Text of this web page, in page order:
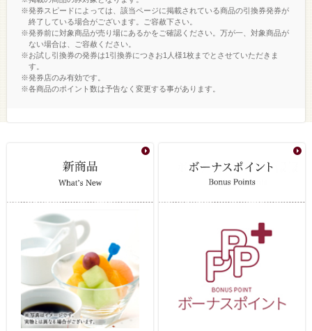
※発券スピードによっては、該当ページに掲載されている商品の引換券発券が
終了している場合がございます。ご容赦下さい。
※発券前に対象商品が売り場にあるかをご確認ください。万が一、対象商品が
ない場合は、ご容赦ください。
※お試し引換券の発券は1引換券につきお1人様1枚までとさせていただきま
す。
※発券店のみ有効です。
※各商品のポイント数は予告なく変更する事があります。